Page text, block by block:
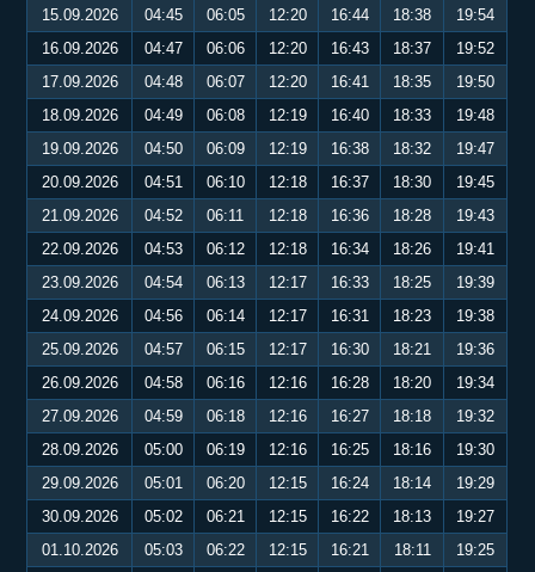
15.09.2026
04:45 06:05 12:20 16:44 18:38
19:54
16.09.2026
04:47 06:06 12:20 16:43 18:37
19:52
17.09.2026
04:48 06:07 12:20 16:41 18:35
19:50
18.09.2026
04:49 06:08 12:19 16:40 18:33
19:48
19.09.2026
04:50 06:09 12:19 16:38 18:32
19:47
20.09.2026
04:51 06:10 12:18 16:37 18:30
19:45
21.09.2026
04:52 06:11 12:18 16:36 18:28
19:43
22.09.2026
04:53 06:12 12:18 16:34 18:26
19:41
23.09.2026
04:54 06:13 12:17 16:33 18:25
19:39
24.09.2026
04:56 06:14 12:17 16:31 18:23
19:38
25.09.2026
04:57 06:15 12:17 16:30 18:21
19:36
26.09.2026
04:58 06:16 12:16 16:28 18:20
19:34
27.09.2026
04:59 06:18 12:16 16:27 18:18
19:32
28.09.2026
05:00 06:19 12:16 16:25 18:16
19:30
29.09.2026
05:01 06:20 12:15 16:24 18:14
19:29
30.09.2026
05:02 06:21 12:15 16:22 18:13
19:27
01.10.2026
05:03 06:22 12:15 16:21 18:11
19:25